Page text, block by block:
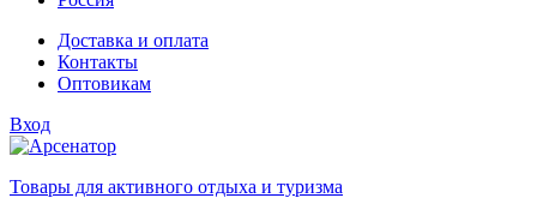
Доставка и оплата
Контакты
Оптовикам
Вход
Товары для активного отдыха и туризма